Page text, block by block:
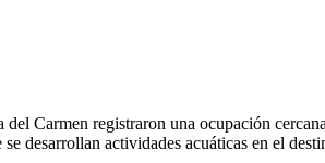
Carmen registraron una ocupación
desarrollan actividades acuáticas en el